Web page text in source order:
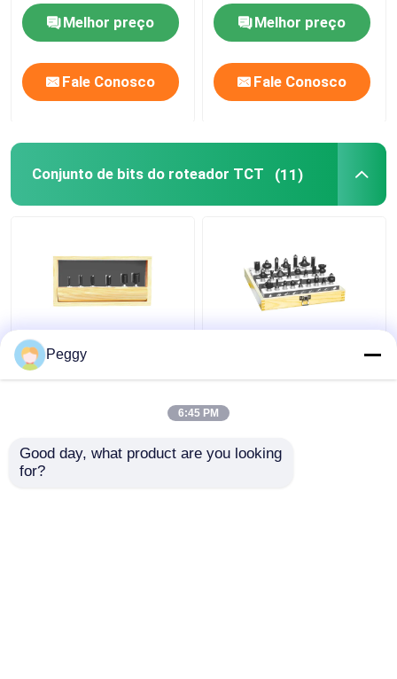
construção do TCT
dos dentesMelhor preço
Fale Conosco
corte seco
Melhor preço
Fale Conosco
Conjunto de bits do roteador TCT (11)
O bocado reto do
router do TCT 6pcs
ferramentas de Betop
canto arredondado do
router do
Peggy
6:45 PM
Good day, what product are you looking
for?